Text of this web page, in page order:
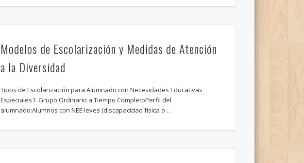
Modelos de Escolarización y Medidas de Atención
a la Diversidad
Tipos de Escolarización para Alumnado con Necesidades Educativas
Especiales1. Grupo Ordinario a Tiempo CompletoPerfil del
alumnado:Alumnos con NEE leves (discapacidad física o …